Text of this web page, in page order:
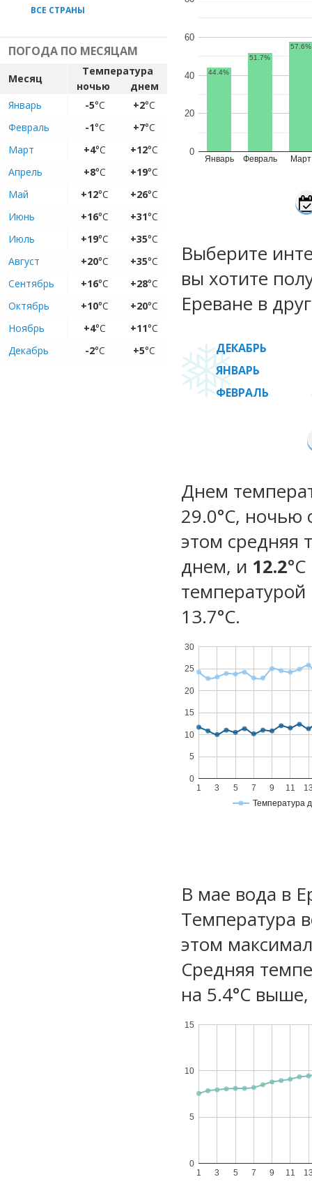
ВСЕ СТРАНЫ
ПОГОДА ПО МЕСЯЦАМ
Месяц
Температура
ночью
днем
Январь
-5°C +2°C
Февраль
-1°C +7°C
Март
+4°C +12°C
Апрель
+8°C +19°C
Май
+12°C +26°C
Июнь
+16°C +31°C
Июль
+19°C +35°C
Август
+20°C +35°C
Сентябрь
+16°C +28°C
Октябрь
+10°C +20°C
Ноябрь
+4°C +11°C
Декабрь
-2°C +5°C
Январь Февраль Март
0
20
40
60
44.4%
51.7%
57.6%
Выберите
вы хотите
Ереване в
ДЕКАБРЬ
ЯНВАРЬ
ФЕВРАЛЬ
Днем
29.0°C, ночью
этом средняя
днем, и 12.2
температурой
13.7°С.
Температура
1 3 5 7 9 11
0
5
10
15
20
25
30
В мае вода в
Температура
этом
Средняя
на 5.4°C
1 3 5 7 9 11
0
5
10
15